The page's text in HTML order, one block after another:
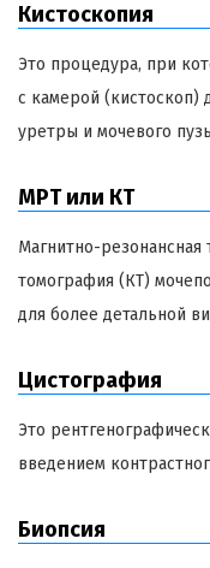
Кистоскопия
Это процедура, при
с камерой (кистоскоп)
уретры и мочевого
МРТ или КТ
Магнитно-
томография (КТ)
для более детальной
Цистография
Это
введением
Биопсия